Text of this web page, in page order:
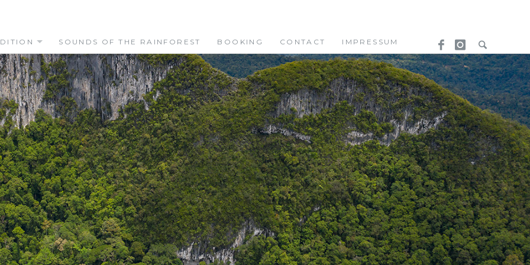
SOUNDS OF THE RAINFOREST BOOKING CONTACT IMPRESSUM